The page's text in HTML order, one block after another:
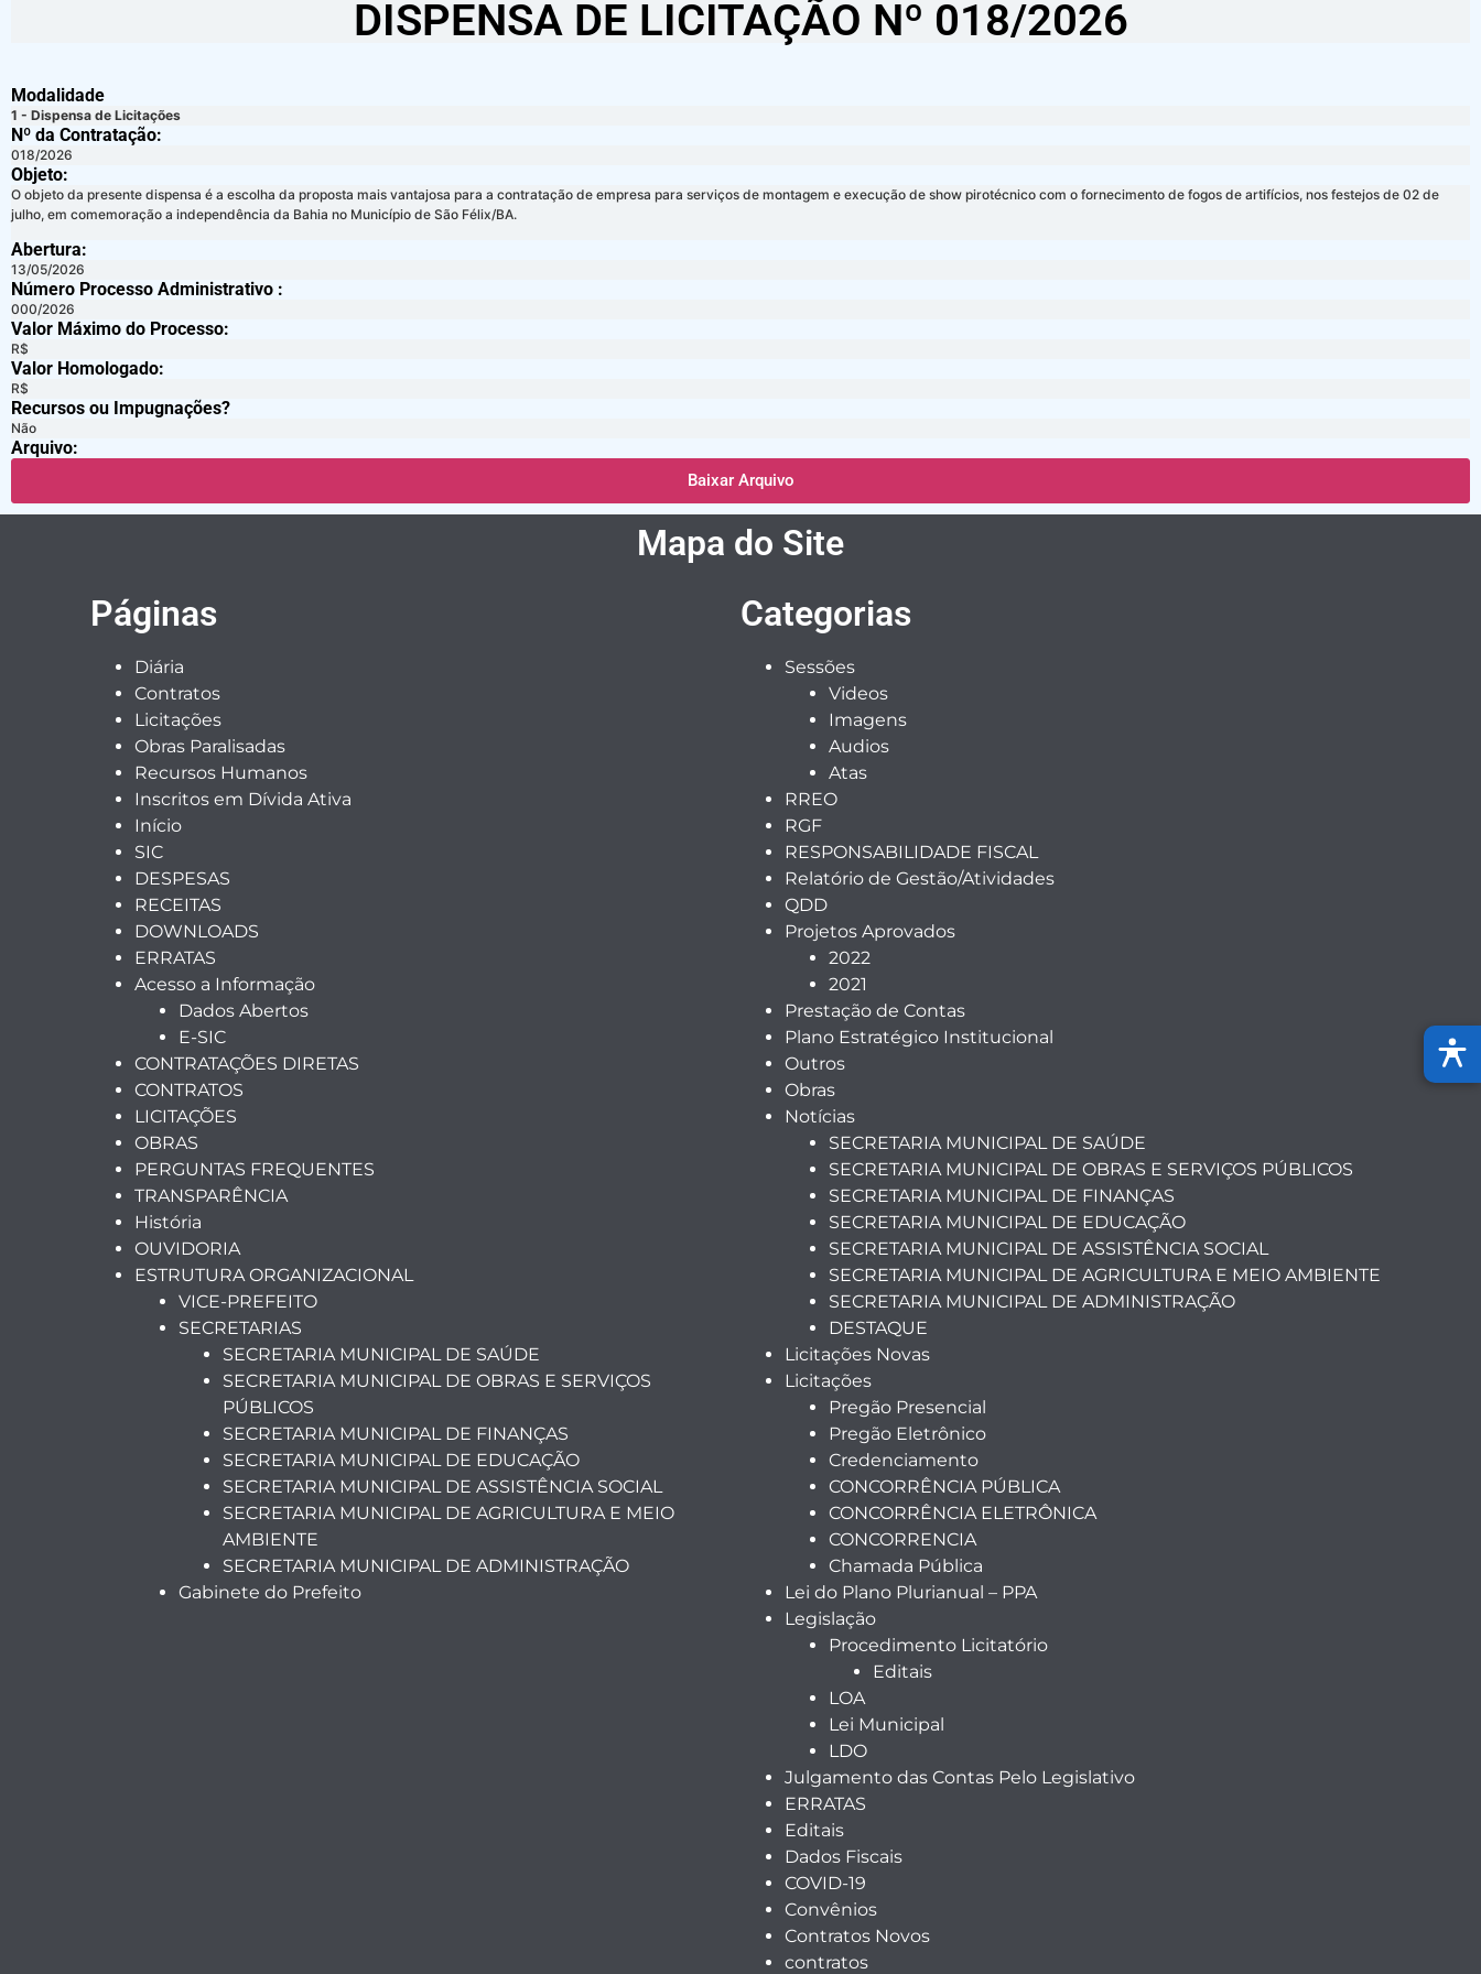
DISPENSA DE LICITAÇÃO Nº 018/2026
Modalidade
1 - Dispensa de Licitações
Nº da Contratação:
018/2026
Objeto:
O objeto da presente dispensa é a escolha da proposta mais vantajosa para a contratação de empresa para serviços de montagem e execução de show pirotécnico com o fornecimento de fogos de artifícios, nos festejos de 02 de
julho, em comemoração a independência da Bahia no Município de São Félix/BA.
Abertura:
13/05/2026
Número Processo Administrativo :
000/2026
Valor Máximo do Processo: ​
R$
Valor Homologado: ​
R$
Recursos ou Impugnações? ​
Não
Arquivo:
Baixar Arquivo
Mapa do Site
Páginas
Diária
Contratos
Licitações
Obras Paralisadas
Recursos Humanos
Inscritos em Dívida Ativa
Início
SIC
DESPESAS
RECEITAS
DOWNLOADS
ERRATAS
Acesso a Informação
Dados Abertos
E-SIC
CONTRATAÇÕES DIRETAS
CONTRATOS
LICITAÇÕES
OBRAS
PERGUNTAS FREQUENTES
TRANSPARÊNCIA
História
OUVIDORIA
ESTRUTURA ORGANIZACIONAL
VICE-PREFEITO
SECRETARIAS
SECRETARIA MUNICIPAL DE SAÚDE
SECRETARIA MUNICIPAL DE OBRAS E SERVIÇOS
PÚBLICOS
SECRETARIA MUNICIPAL DE FINANÇAS
SECRETARIA MUNICIPAL DE EDUCAÇÃO
SECRETARIA MUNICIPAL DE ASSISTÊNCIA SOCIAL
SECRETARIA MUNICIPAL DE AGRICULTURA E MEIO
AMBIENTE
SECRETARIA MUNICIPAL DE ADMINISTRAÇÃO
Gabinete do Prefeito
Categorias
Sessões
Videos
Imagens
Audios
Atas
RREO
RGF
RESPONSABILIDADE FISCAL
Relatório de Gestão/Atividades
QDD
Projetos Aprovados
2022
2021
Prestação de Contas
Plano Estratégico Institucional
Outros
Obras
Notícias
SECRETARIA MUNICIPAL DE SAÚDE
SECRETARIA MUNICIPAL DE OBRAS E SERVIÇOS PÚBLICOS
SECRETARIA MUNICIPAL DE FINANÇAS
SECRETARIA MUNICIPAL DE EDUCAÇÃO
SECRETARIA MUNICIPAL DE ASSISTÊNCIA SOCIAL
SECRETARIA MUNICIPAL DE AGRICULTURA E MEIO AMBIENTE
SECRETARIA MUNICIPAL DE ADMINISTRAÇÃO
DESTAQUE
Licitações Novas
Licitações
Pregão Presencial
Pregão Eletrônico
Credenciamento
CONCORRÊNCIA PÚBLICA
CONCORRÊNCIA ELETRÔNICA
CONCORRENCIA
Chamada Pública
Lei do Plano Plurianual – PPA
Legislação
Procedimento Licitatório
Editais
LOA
Lei Municipal
LDO
Julgamento das Contas Pelo Legislativo
ERRATAS
Editais
Dados Fiscais
COVID-19
Convênios
Contratos Novos
contratos